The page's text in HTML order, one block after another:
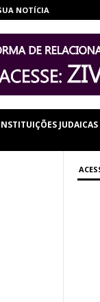
NOTÍCIA
JUDAICAS